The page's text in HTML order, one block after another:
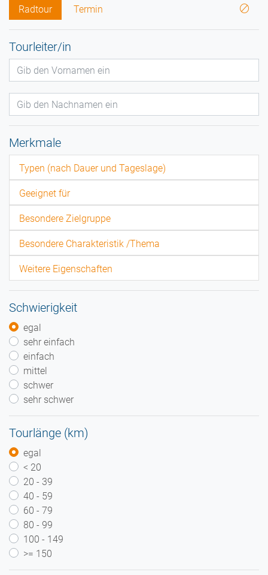
Radtour Termin
Tourleiter/in
Merkmale
Typen (nach Dauer und Tageslage)
Geeignet für
Besondere Zielgruppe
Besondere Charakteristik /Thema
Weitere Eigenschaften
Schwierigkeit
egal
sehr einfach
einfach
mittel
schwer
sehr schwer
Tourlänge (km)
egal
< 20
20 - 39
40 - 59
60 - 79
80 - 99
100 - 149
>= 150